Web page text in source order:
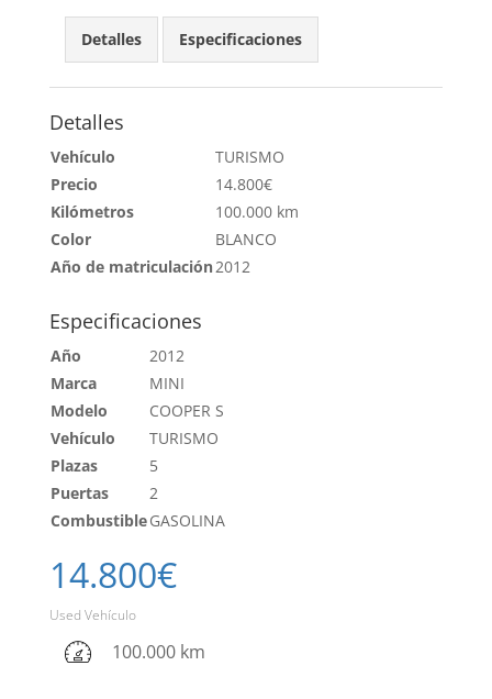
Detalles Especificaciones
Detalles
Vehículo
TURISMO
Precio
14.800€
Kilómetros
100.000 km
Color
BLANCO
Año de matriculación2012
Especificaciones
Año
2012
Marca
MINI
Modelo
COOPER S
Vehículo
TURISMO
Plazas
5
Puertas
2
CombustibleGASOLINA
14.800€
Used Vehículo
100.000 km